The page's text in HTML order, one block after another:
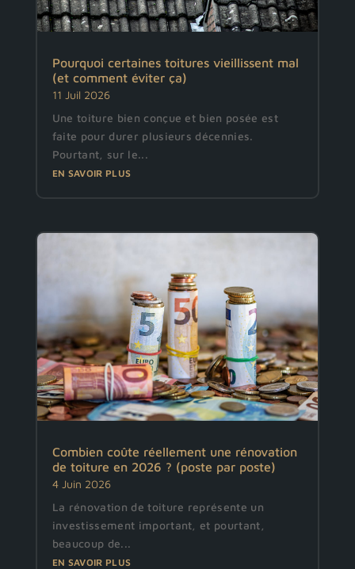
Pourquoi certaines toitures vieillissent mal
(et comment éviter ça)
11 Juil 2026
Une toiture bien conçue et bien posée est
faite pour durer plusieurs décennies.
Pourtant, sur le...
EN SAVOIR PLUS
Combien coûte réellement une rénovation
de toiture en 2026 ? (poste par poste)
4 Juin 2026
La rénovation de toiture représente un
investissement important, et pourtant,
beaucoup de...
EN SAVOIR PLUS